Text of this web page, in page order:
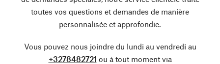
toutes vos questions et demandes de manière
personnalisée et approfondie.
Vous pouvez nous joindre du lundi au vendredi au
+3278482721 ou à tout moment via